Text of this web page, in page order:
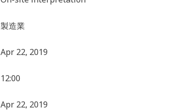
製造業
Apr 22, 2019
12:00
Apr 22, 2019